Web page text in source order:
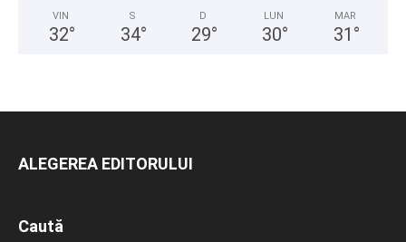
VIN
32°
S
34°
D
29°
LUN
30°
MAR
31 °
ALEGEREA EDITORULUI
Caută